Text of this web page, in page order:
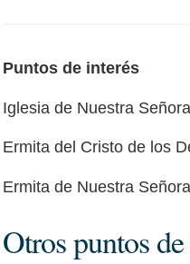
Puntos de interés
Iglesia de Nuestra
Ermita del Cristo de los
Ermita de Nuestra
Otros puntos